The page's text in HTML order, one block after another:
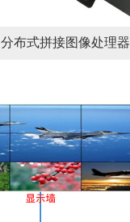
分布式拼接图像处理器